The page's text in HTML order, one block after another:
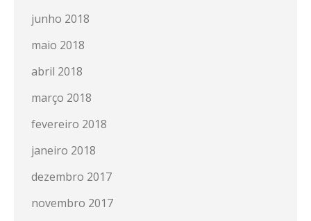
junho 2018
maio 2018
abril 2018
março 2018
fevereiro 2018
janeiro 2018
dezembro 2017
novembro 2017